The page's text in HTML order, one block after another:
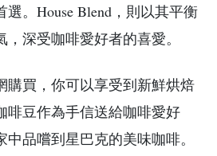
。House Blend，則以其平衡
深受咖啡愛好者的喜愛。
購買，你可以享受到新鮮烘焙
啡豆作為手信送給咖啡愛好
品嚐到星巴克的美味咖啡。